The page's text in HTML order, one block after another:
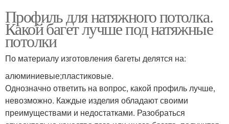
Профиль для натяжного потолка.
Какой багет лучше под натяжные
потолки
По материалу изготовления багеты делятся на:
алюминиевые;пластиковые.
Однозначно ответить на вопрос, какой профиль лучше,
невозможно. Каждые изделия обладают своими
преимуществами и недостатками. Разобраться